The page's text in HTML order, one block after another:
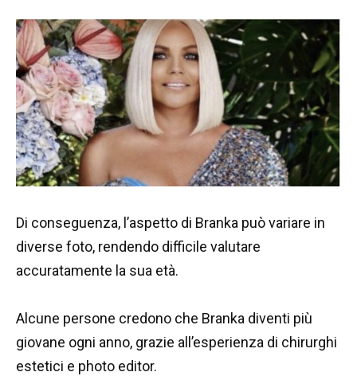
Di conseguenza, l’aspetto di Branka può variare in
diverse foto, rendendo difficile valutare
accuratamente la sua età.
Alcune persone credono che Branka diventi più
giovane ogni anno, grazie all’esperienza di chirurghi
estetici e photo editor.